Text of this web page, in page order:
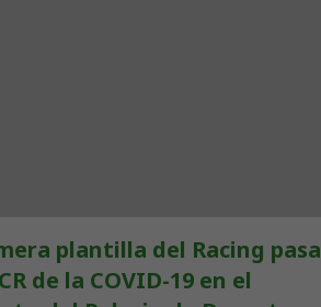
plantilla del Racing pasa
de la COVID-19 en el